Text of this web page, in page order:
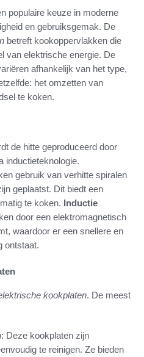
populaire keuze in moderne
en gebruiksgemak. De
betreft kookoppervlakken die
van elektrische energie. De
afhankelijk van het type,
het omzetten van
te koken.
de hitte geproduceerd door
inductieteknologie.
gebruik van verhitte spiralen
geplaatst. Dit biedt een
te koken. Inductie
door een elektromagnetisch
waardoor er een snellere en
ontstaat.
kookplaten. De meest
: Deze kookplaten zijn
te reinigen. Ze bieden